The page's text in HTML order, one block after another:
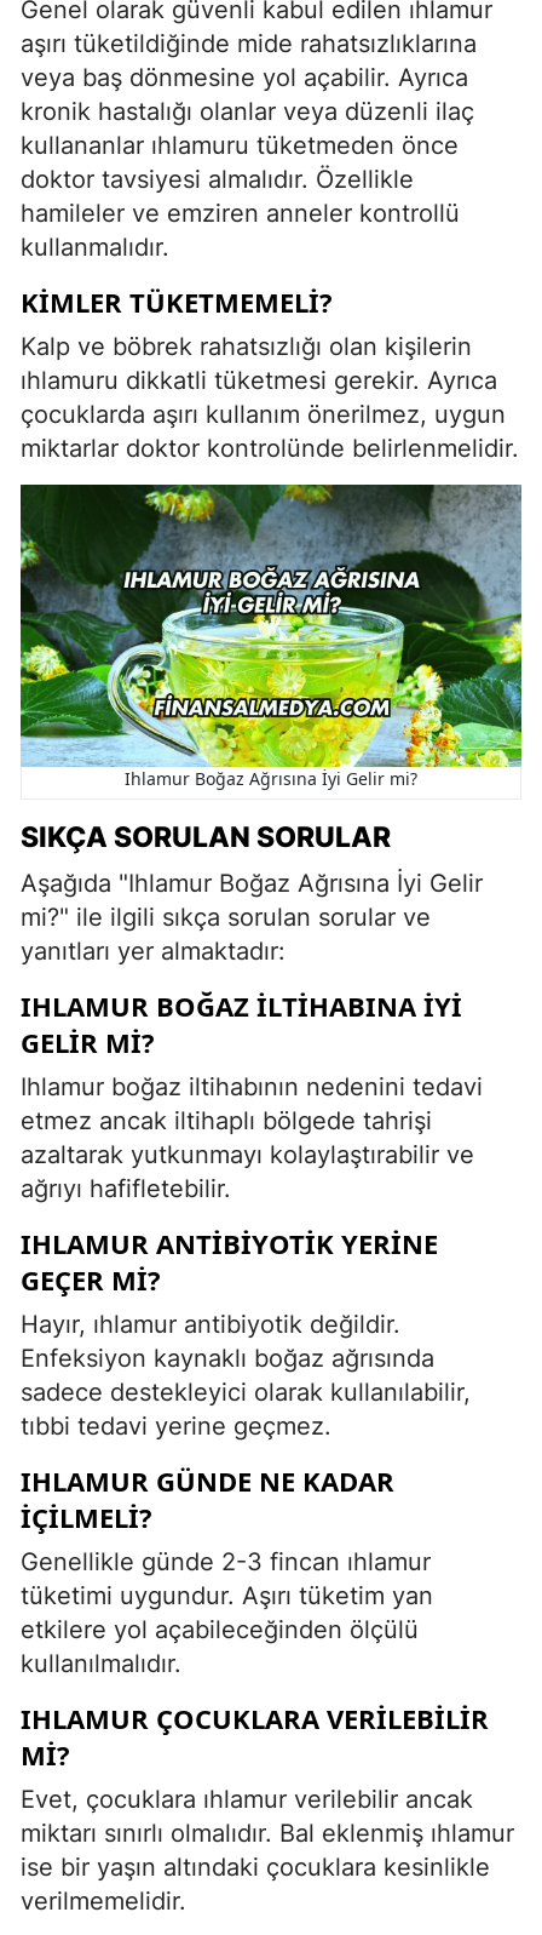
Genel olarak güvenli kabul edilen ıhlamur
aşırı tüketildiğinde mide rahatsızlıklarına
veya baş dönmesine yol açabilir. Ayrıca
kronik hastalığı olanlar veya düzenli ilaç
kullananlar ıhlamuru tüketmeden önce
doktor tavsiyesi almalıdır. Özellikle
hamileler ve emziren anneler kontrollü
kullanmalıdır.
KIMLER TÜKETMEMELI?
Kalp ve böbrek rahatsızlığı olan kişilerin
ıhlamuru dikkatli tüketmesi gerekir. Ayrıca
çocuklarda aşırı kullanım önerilmez, uygun
miktarlar doktor kontrolünde belirlenmelidir.
Ihlamur Boğaz Ağrısına İyi Gelir mi?
SIKÇA SORULAN SORULAR
Aşağıda "Ihlamur Boğaz Ağrısına İyi Gelir
mi?" ile ilgili sıkça sorulan sorular ve
yanıtları yer almaktadır:
IHLAMUR BOĞAZ ILTIHABINA IYI
GELIR MI?
Ihlamur boğaz iltihabının nedenini tedavi
etmez ancak iltihaplı bölgede tahrişi
azaltarak yutkunmayı kolaylaştırabilir ve
ağrıyı hafifletebilir.
IHLAMUR ANTIBIYOTIK YERINE
GEÇER MI?
Hayır, ıhlamur antibiyotik değildir.
Enfeksiyon kaynaklı boğaz ağrısında
sadece destekleyici olarak kullanılabilir,
tıbbi tedavi yerine geçmez.
IHLAMUR GÜNDE NE KADAR
IÇILMELI?
Genellikle günde 2-3 fincan ıhlamur
tüketimi uygundur. Aşırı tüketim yan
etkilere yol açabileceğinden ölçülü
kullanılmalıdır.
IHLAMUR ÇOCUKLARA VERILEBILIR
MI?
Evet, çocuklara ıhlamur verilebilir ancak
miktarı sınırlı olmalıdır. Bal eklenmiş ıhlamur
ise bir yaşın altındaki çocuklara kesinlikle
verilmemelidir.